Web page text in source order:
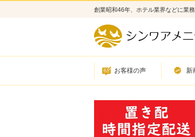
創業昭和46年、ホテル業界などに業
お客様の声 新